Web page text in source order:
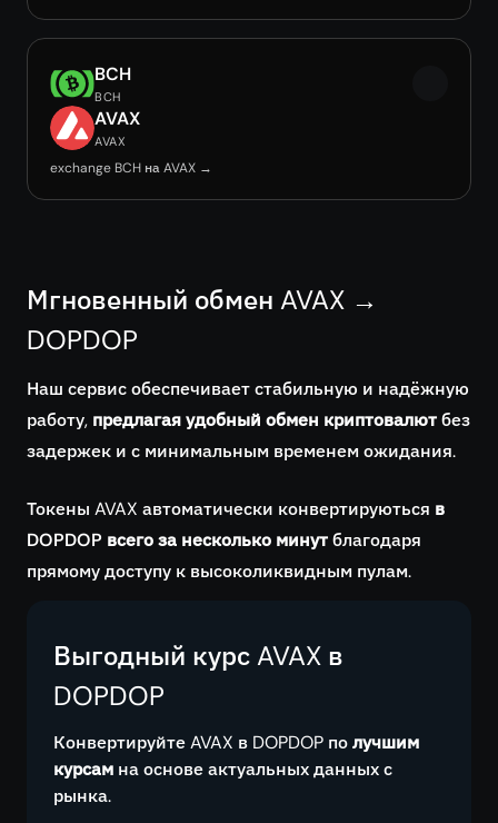
BCH
BCH
AVAX
AVAX
exchange BCH на AVAX →
Мгновенный обмен AVAX →
DOPDOP
Наш сервис обеспечивает стабильную и надёжную
работу, предлагая удобный обмен криптовалютбез
задержек и с минимальным временем ожидания.
Токены AVAX автоматически конвертируються в
DOPDOP всего за несколько минутблагодаря
прямому доступу к высоколиквидным пулам.
Выгодный курс AVAX в
DOPDOP
Конвертируйте AVAX в DOPDOP получшим
курсам на основе актуальных данных с
рынка.